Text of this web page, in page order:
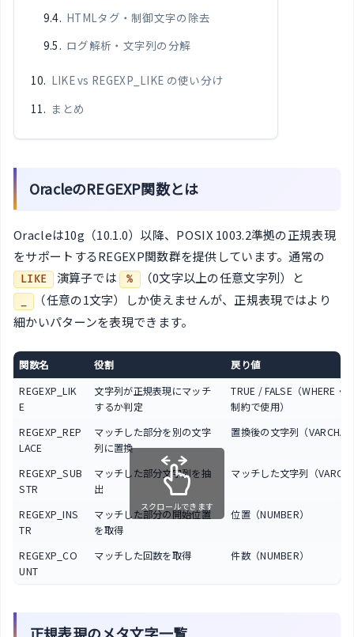
HTMLタグ・制御文字の除去
ログ解析・文字列の分解
LIKE vs REGEXP_LIKE の使い分け
まとめ
OracleのREGEXP関数とは
Oracleは10g（10.1.0）以降、POSIX 1003.2準拠の正規表現
をサポートするREGEXP関数群を提供しています。通常の
LIKE 演算子では % （0文字以上の任意文字列）と
（任意の1文字）しか使えませんが、正規表現ではより
細かいパターンを表現できます。
関数名 役割
戻り値
REGEXP_LIK
E
文字列が正規表現にマッチ
するか判定
TRUE / FALSE（WHERE・
制約で使用）
REGEXP_REP
LACE
マッチした部分を別の文字
列に置換
置換後の文字列（
REGEXP_SUB
STR
マッチした部分文字列を抽
出
マッチした文字列（
REGEXP_INS
TR
マッチした部分の開始位置
を取得
位置（NUMBER）
REGEXP_CO
UNT
マッチした回数を取得 件数（NUMBER）
スクロールできます